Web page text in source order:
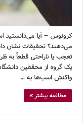
کرونوس – آیا می‌دانستید
می‌دهند؟ تحقیقات نشان
تعجب یا ناراحتی قطعاً به
یک گروه از محققین
واکنش اسب‌ها به …
مطالعه بیشتر »